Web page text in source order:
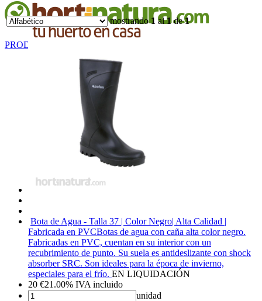
PRODUCTOS
mostrando1 al1de 1
Bota de Agua - Talla 37 | Color Negro| Alta Calidad |
Fabricada en PVCBotas de agua con caña alta color negro.
Fabricadas en PVC, cuentan en su interior con un
recubrimiento de punto. Su suela es antideslizante con shock
absorber SRC. Son ideales para la época de invierno,
especiales para el frío. EN LIQUIDACIÓN
20 €21.00% IVA incluido
unidad